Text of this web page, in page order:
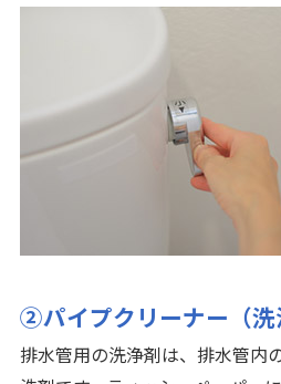
②パイプクリーナー（洗
排水管用の洗浄剤は、排水管内